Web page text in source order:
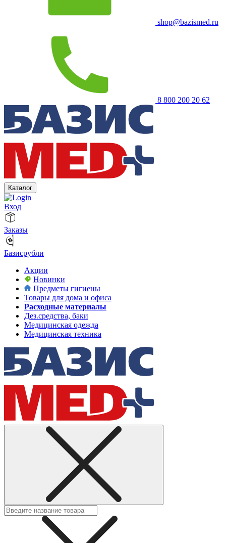
shop@bazismed.ru
8 800 200 20 62
Каталог
Вход
Заказы
Базисрубли
Акции
Новинки
Предметы гигиены
Товары для дома и офиса
Расходные материалы
Дез.средства, баки
Медицинская одежда
Медицинская техника